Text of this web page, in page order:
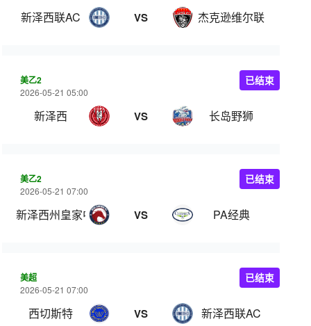
新泽西联AC VS 杰克逊维尔联
美乙2
2026-05-21 05:00
新泽西 VS 长岛野狮
已结束
美乙2
2026-05-21 07:00
新泽西州皇家中心 VS PA经典
已结束
美超
2026-05-21 07:00
西切斯特 VS 新泽西联AC
已结束